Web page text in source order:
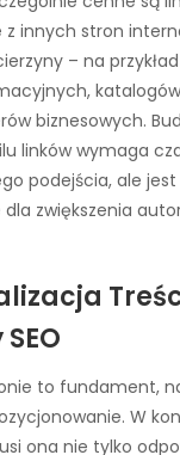
innych stron
– na
biznesowych.
linków wymaga
podejścia, ale jest
zwiększenia
to fundament,
W
ona nie tylko